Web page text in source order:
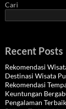
Cari
Recent Posts
Rekomendasi
Destinasi Wisata
Rekomendasi
Keuntungan
Pengalaman Terbaik